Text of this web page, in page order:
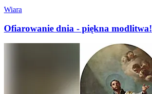
Wiara
Ofiarowanie dnia - piękna modlitwa!